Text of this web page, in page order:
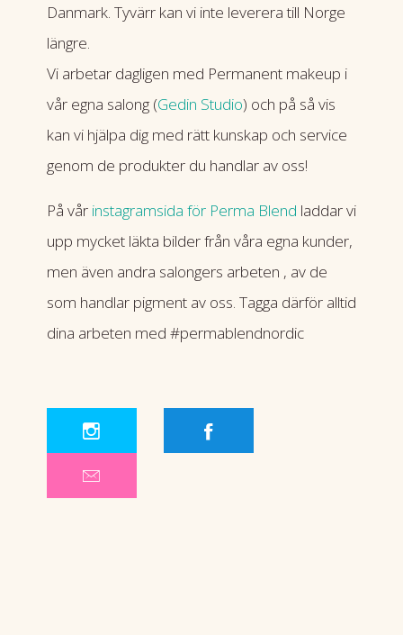
Danmark. Tyvärr kan vi inte leverera till Norge
längre.
Vi arbetar dagligen med Permanent makeup i
vår egna salong (Gedin Studio) och på så vis
kan vi hjälpa dig med rätt kunskap och service
genom de produkter du handlar av oss!
På vår instagramsida för Perma Blend laddar vi
upp mycket läkta bilder från våra egna kunder,
men även andra salongers arbeten , av de
som handlar pigment av oss. Tagga därför alltid
dina arbeten med #permablendnordic